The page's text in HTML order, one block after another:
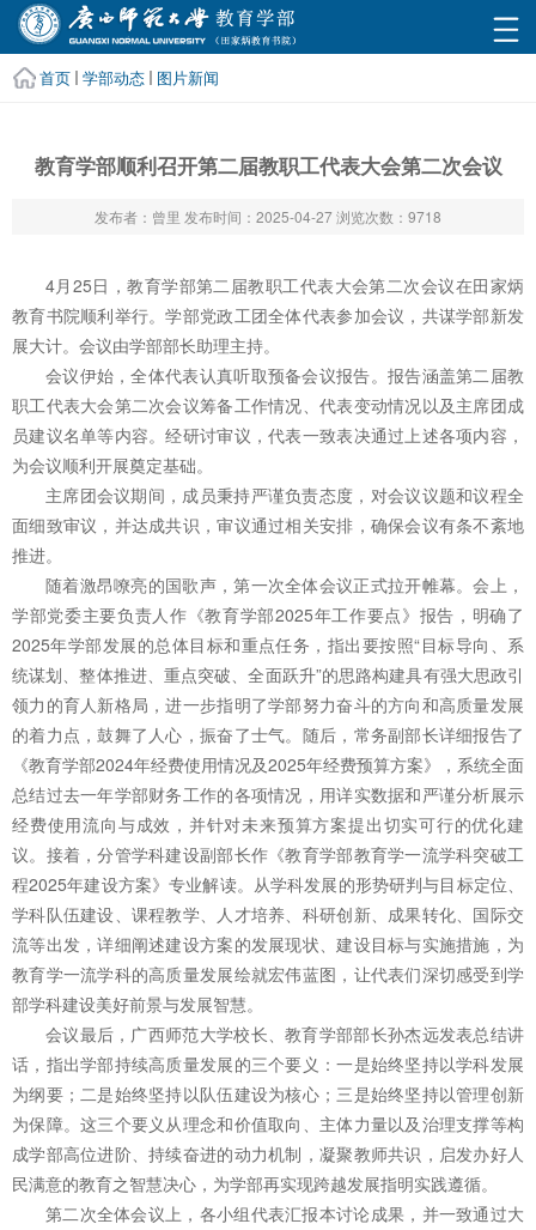
首页 学部动态 图片新闻
教育学部顺利召开第二届教职工代表大会第二次会议
发布者：曾里 发布时间：2025-04-27浏览次数： 9718
4月25日，教育学部第二届教职工代表大会第二次会议在田家炳
教育书院顺利举行。学部党政工团全体代表参加会议，共谋学部新发
展大计。会议由学部部长助理主持。
会议伊始，全体代表认真听取预备会议报告。报告涵盖第二届教
职工代表大会第二次会议筹备工作情况、代表变动情况以及主席团成
员建议名单等内容。经研讨审议，代表一致表决通过上述各项内容，
为会议顺利开展奠定基础。
主席团会议期间，成员秉持严谨负责态度，对会议议题和议程全
面细致审议，并达成共识，审议通过相关安排，确保会议有条不紊地
推进。
随着激昂嘹亮的国歌声，第一次全体会议正式拉开帷幕。会上，
学部党委主要负责人作《教育学部2025年工作要点》报告，明确了
2025年学部发展的总体目标和重点任务，指出要按照“目标导向、系
统谋划、整体推进、重点突破、全面跃升”的思路构建具有强大思政引
领力的育人新格局，进一步指明了学部努力奋斗的方向和高质量发展
的着力点，鼓舞了人心，振奋了士气。随后，常务副部长详细报告了
《教育学部2024年经费使用情况及2025年经费预算方案》，系统全面
总结过去一年学部财务工作的各项情况，用详实数据和严谨分析展示
经费使用流向与成效，并针对未来预算方案提出切实可行的优化建
议。接着，分管学科建设副部长作《教育学部教育学一流学科突破工
程2025年建设方案》专业解读。从学科发展的形势研判与目标定位、
学科队伍建设、课程教学、人才培养、科研创新、成果转化、国际交
流等出发，详细阐述建设方案的发展现状、建设目标与实施措施，为
教育学一流学科的高质量发展绘就宏伟蓝图，让代表们深切感受到学
部学科建设美好前景与发展智慧。
会议最后，广西师范大学校长、教育学部部长孙杰远发表总结讲
话，指出学部持续高质量发展的三个要义：一是始终坚持以学科发展
为纲要；二是始终坚持以队伍建设为核心；三是始终坚持以管理创新
为保障。这三个要义从理念和价值取向、主体力量以及治理支撑等构
成学部高位进阶、持续奋进的动力机制，凝聚教师共识，启发办好人
民满意的教育之智慧决心，为学部再实现跨越发展指明实践遵循。
第二次全体会议上，各小组代表汇报本讨论成果，并一致通过大